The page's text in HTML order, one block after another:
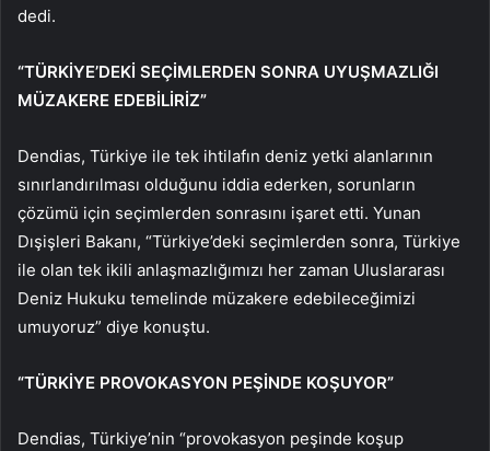
dedi.
“TÜRKİYE’DEKİ SEÇİMLERDEN SONRA UYUŞMAZLIĞI
MÜZAKERE EDEBİLİRİZ”
Dendias, Türkiye ile tek ihtilafın deniz yetki alanlarının
sınırlandırılması olduğunu iddia ederken, sorunların
çözümü için seçimlerden sonrasını işaret etti. Yunan
Dışişleri Bakanı, “Türkiye’deki seçimlerden sonra, Türkiye
ile olan tek ikili anlaşmazlığımızı her zaman Uluslararası
Deniz Hukuku temelinde müzakere edebileceğimizi
umuyoruz” diye konuştu.
“TÜRKİYE PROVOKASYON PEŞİNDE KOŞUYOR”
Dendias, Türkiye’nin “provokasyon peşinde koşup